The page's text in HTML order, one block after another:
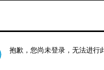
抱歉，您尚未登录，无法进行